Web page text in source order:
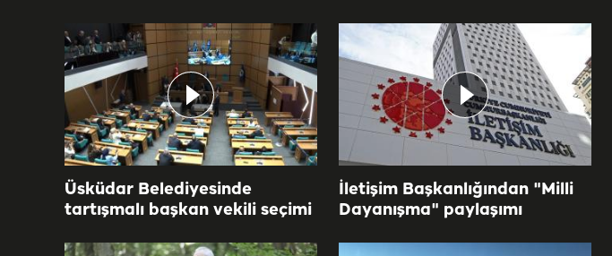
Üsküdar Belediyesinde
tartışmalı başkan vekili seçimi
İletişim Başkanlığından "Milli
Dayanışma" paylaşımı